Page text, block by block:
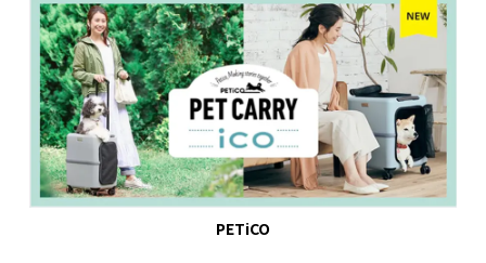
PETiCO